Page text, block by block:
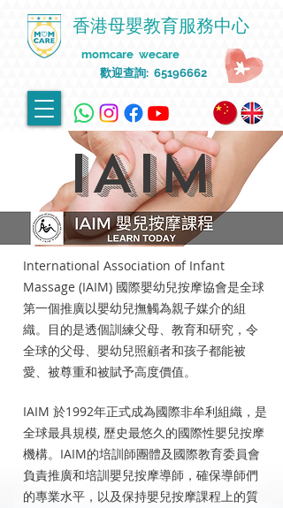
momcare wecare
歡迎查詢: 65196662
香港母嬰教育服務中心
IAIM
International Association of Infant
Massage (IAIM) 國際嬰幼兒按摩協會是全球
第一個推廣以嬰幼兒撫觸為親子媒介的組
織。目的是透個訓練父母、教育和研究，令
全球的父母、嬰幼兒照顧者和孩子都能被
愛、被尊重和被賦予高度價值。
IAIM 於1992年正式成為國際非牟利組織，是
全球最具規模, 歷史最悠久的國際性嬰兒按摩
機構。IAIM的培訓師團體及國際教育委員會
負責推廣和培訓嬰兒按摩導師，確保導師們
的專業水平，以及保持嬰兒按摩課程上的質